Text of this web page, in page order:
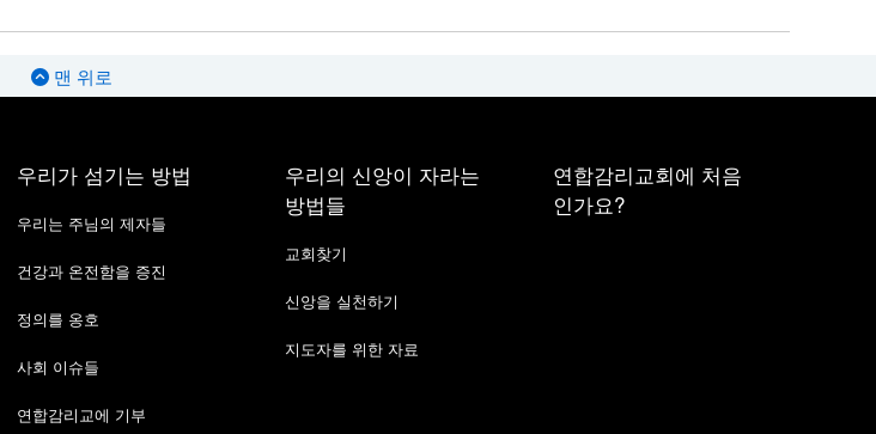
맨 위로
우리가 섬기는 방법
우리는 주님의 제자들
건강과 온전함을 증진
정의를 옹호
사회 이슈들
연합감리교에 기부
우리의 신앙이 자라는
방법들
교회찾기
신앙을 실천하기
지도자를 위한 자료
연합감리교회에 처음
인가요?